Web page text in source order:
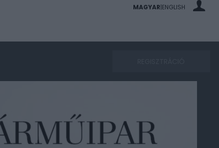
MAGYAR|ENGLISH